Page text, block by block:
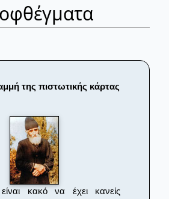
της πιστωτικής κάρτας
κακό να έχει κανείς